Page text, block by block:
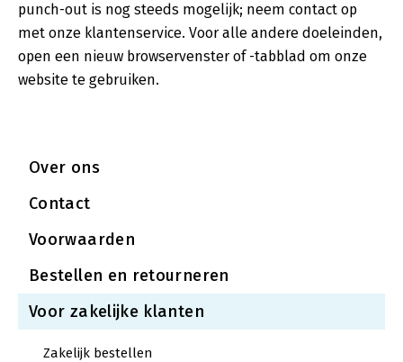
Over ons
Contact
Voorwaarden
Bestellen en retourneren
Voor zakelijke klanten
Zakelijk bestellen
punch-out is nog steeds mogelijk; neem contact op
met onze klantenservice. Voor alle andere doeleinden,
open een nieuw browservenster of -tabblad om onze
website te gebruiken.